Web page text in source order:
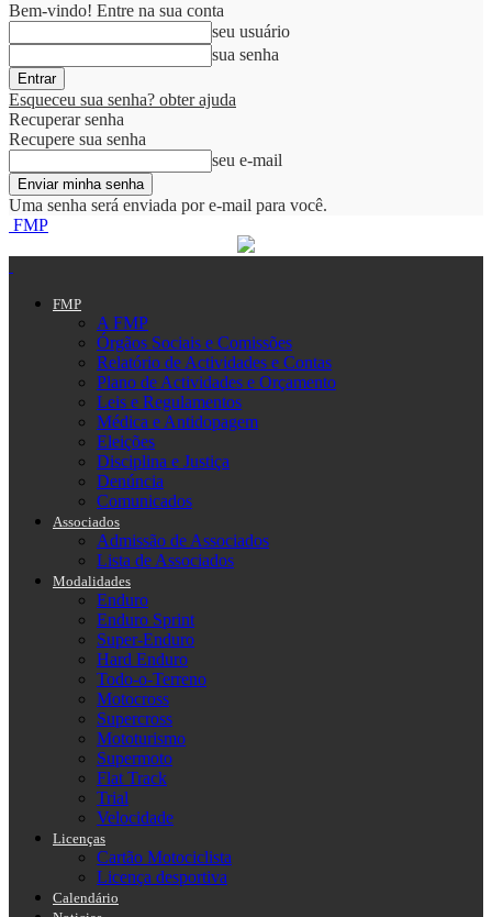
Bem-vindo! Entre na sua conta
seu usuário
sua senha
Esqueceu sua senha? obter ajuda
Recuperar senha
Recupere sua senha
seu e-mail
Uma senha será enviada por e-mail para você.
FMP
FMP
A FMP
Órgãos Sociais e Comissões
Relatório de Actividades e Contas
Plano de Actividades e Orçamento
Leis e Regulamentos
Médica e Antidopagem
Eleições
Disciplina e Justiça
Denúncia
Comunicados
Associados
Admissão de Associados
Lista de Associados
Modalidades
Enduro
Enduro Sprint
Super-Enduro
Hard Enduro
Todo-o-Terreno
Motocross
Supercross
Mototurismo
Supermoto
Flat Track
Trial
Velocidade
Licenças
Cartão Motociclista
Licença desportiva
Calendário